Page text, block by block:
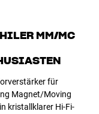
MM/MC
für
Magnet/Moving
kristallklarer Hi-Fi-